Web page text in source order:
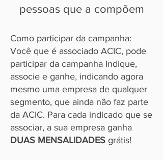
pessoas que a compõem
Como participar da campanha:
Você que é associado ACIC, pode
participar da campanha Indique,
associe e ganhe, indicando agora
mesmo uma empresa de qualquer
segmento, que ainda não faz parte
da ACIC. Para cada indicado que se
associar, a sua empresa ganha
DUAS MENSALIDADES grátis!